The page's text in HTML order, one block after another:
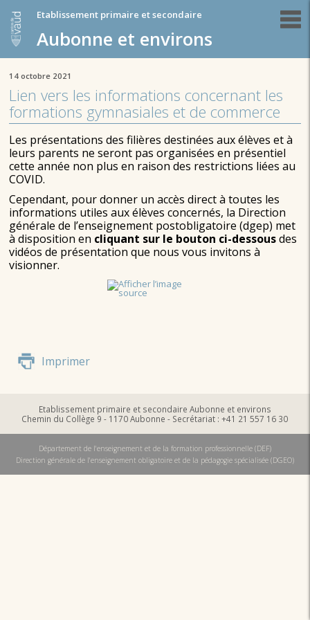
Etablissement primaire et secondaire
Aubonne et environs
14 octobre 2021
Lien vers les informations concernant les
formations gymnasiales et de commerce
Les présentations des filières destinées aux élèves et à
leurs parents ne seront pas organisées en présentiel
cette année non plus en raison des restrictions liées au
COVID.
Cependant, pour donner un accès direct à toutes les
informations utiles aux élèves concernés, la Direction
générale de l’enseignement postobligatoire (dgep) met
à disposition en cliquant sur le bouton ci-dessousdes
vidéos de présentation que nous vous invitons à
visionner.
Imprimer
Etablissement primaire et secondaire Aubonne et environs
Chemin du Collège 9 - 1170 Aubonne - Secrétariat : +41 21 557 16 30
Département de l'enseignement et de la formation professionnelle (DEF)
Direction générale de l'enseignement obligatoire et de la pédagogie spécialisée (DGEO)